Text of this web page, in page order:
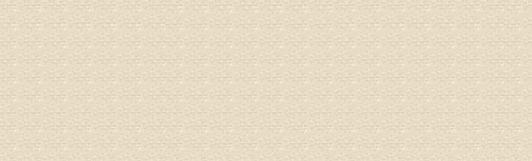
专家回
孙主任
病情描